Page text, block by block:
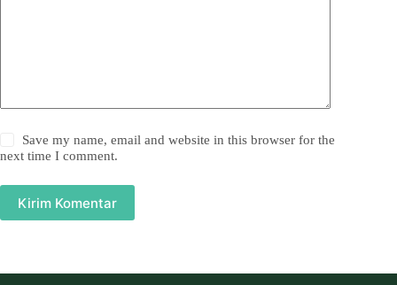
Save my name, email and website in this browser for the
next time I comment.
Kirim Komentar